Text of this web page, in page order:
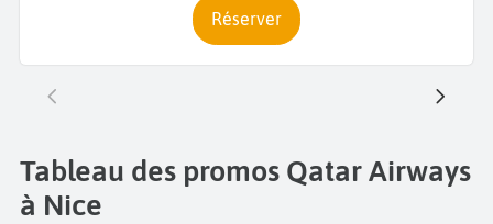
Réserver
Tableau des promos Qatar Airways
à Nice